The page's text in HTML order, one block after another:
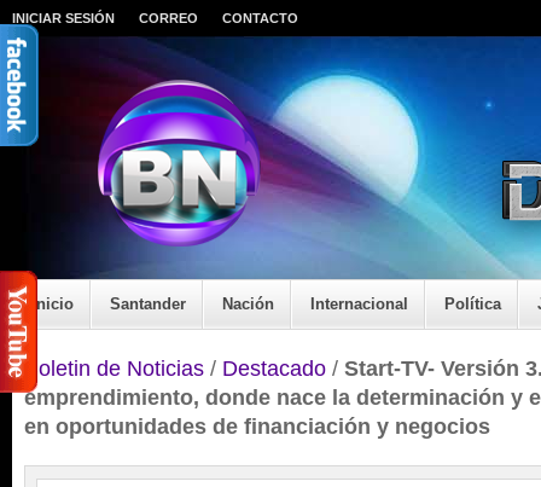
INICIAR SESIÓN CORREO CONTACTO
Inicio Santander Nación Internacional Política
Boletin de Noticias / Destacado / Start-TV- Versión
emprendimiento, donde nace la determinación y
en oportunidades de financiación y negocios